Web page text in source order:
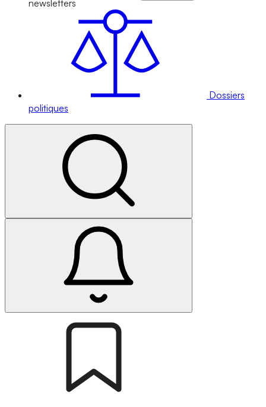
newsletters
Dossiers
politiques